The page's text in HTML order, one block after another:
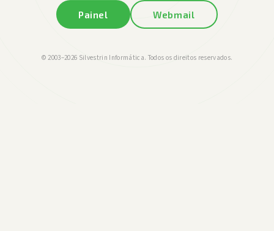
Painel Webmail
© 2003–2026 Silvestrin Informática. Todos os direitos reservados.